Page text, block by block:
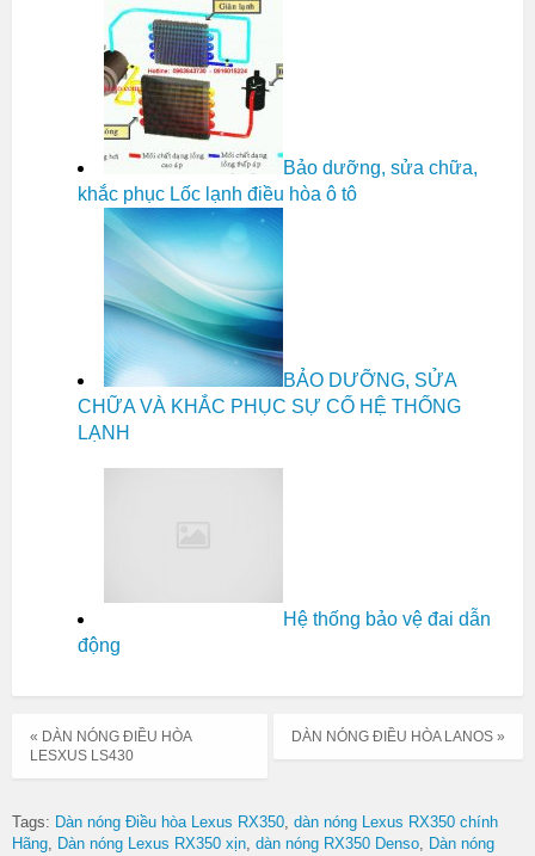
Bảo dưỡng, sửa chữa,
khắc phục Lốc lạnh điều hòa ô tô
BẢO DƯỠNG, SỬA
CHỮA VÀ KHẮC PHỤC SỰ CỐ HỆ THỐNG
LẠNH
Hệ thống bảo vệ đai dẫn
động
DÀN NÓNG ĐIỀU HÒA LANOS »
« DÀN NÓNG ĐIỀU HÒA
LESXUS LS430
Tags: Dàn nóng Điều hòa Lexus RX350 dàn nóng Lexus RX350 chính
Hãng
Dàn nóng Lexus RX350 xịn dàn nóng RX350 Denso
Dàn nóng